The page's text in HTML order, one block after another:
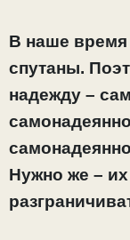
В наше время
спутаны.
надежду –
Нужно же –